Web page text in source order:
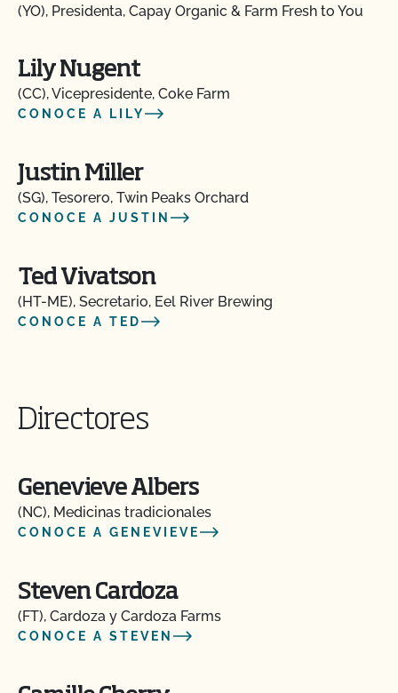
(YO), Presidenta, Capay Organic & Farm Fresh to You
Lily Nugent
(CC), Vicepresidente, Coke Farm
CONOCE A LILY
Justin Miller
(SG), Tesorero, Twin Peaks Orchard
CONOCE A JUSTIN
Ted Vivatson
(HT-ME), Secretario, Eel River Brewing
CONOCE A TED
Directores
Genevieve Albers
(NC), Medicinas tradicionales
CONOCE A GENEVIEVE
Steven Cardoza
(FT), Cardoza y Cardoza Farms
CONOCE A STEVEN